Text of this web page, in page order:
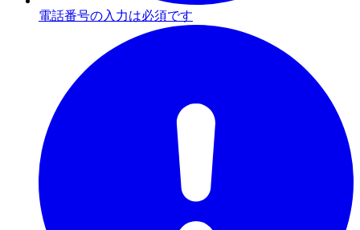
電話番号の入力は必須です